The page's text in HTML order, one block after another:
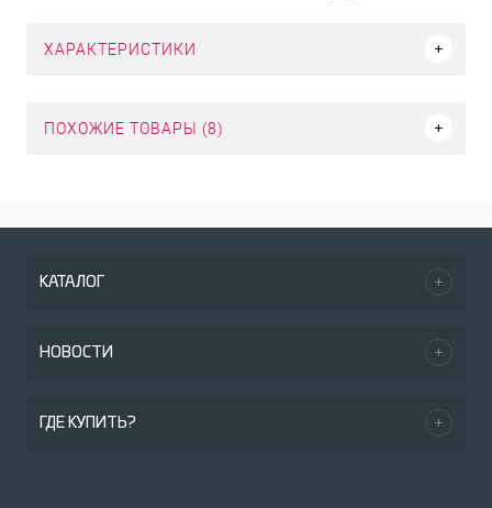
ХАРАКТЕРИСТИКИ
ПОХОЖИЕ ТОВАРЫ (8)
КАТАЛОГ
НОВОСТИ
ГДЕ КУПИТЬ?